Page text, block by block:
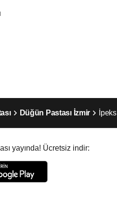
Düğün Pastası İzmir
yayında! Ücretsiz indir: